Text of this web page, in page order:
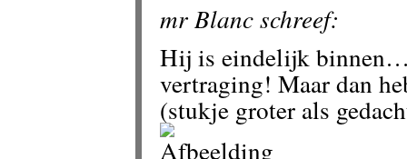
mr Blanc schreef:
Hij is eindelijk
vertraging! Maar dan
(stukje groter als